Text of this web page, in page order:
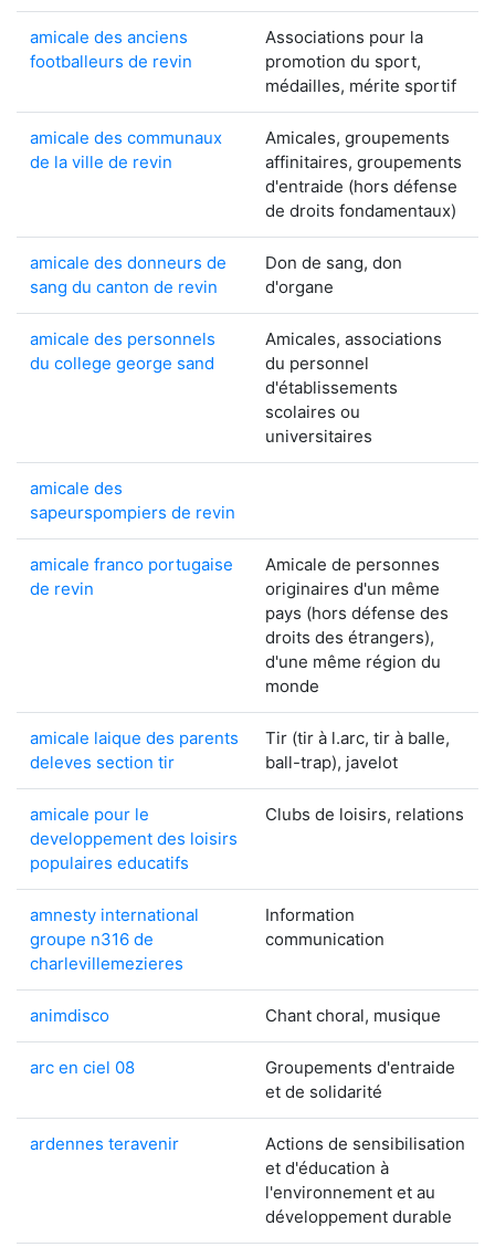
amicale des anciens
footballeurs de revin
Associations pour la
promotion du sport,
médailles, mérite sportif
amicale des communaux
de la ville de revin
Amicales, groupements
affinitaires, groupements
d'entraide (hors défense
de droits fondamentaux)
amicale des donneurs de
sang du canton de revin
Don de sang, don
d'organe
amicale des personnels
du college george sand
Amicales, associations
du personnel
d'établissements
scolaires ou
universitaires
amicale des
sapeurspompiers de revin
amicale franco portugaise
de revin
Amicale de personnes
originaires d'un même
pays (hors défense des
droits des étrangers),
d'une même région du
monde
amicale laique des parents
deleves section tir
Tir (tir à l.arc, tir à balle,
ball-trap), javelot
amicale pour le
developpement des loisirs
populaires educatifs
Clubs de loisirs, relations
amnesty international
groupe n316 de
charlevillemezieres
Information
communication
animdisco Chant choral, musique
arc en ciel 08
Groupements d'entraide
et de solidarité
ardennes teravenir
Actions de sensibilisation
et d'éducation à
l'environnement et au
développement durable